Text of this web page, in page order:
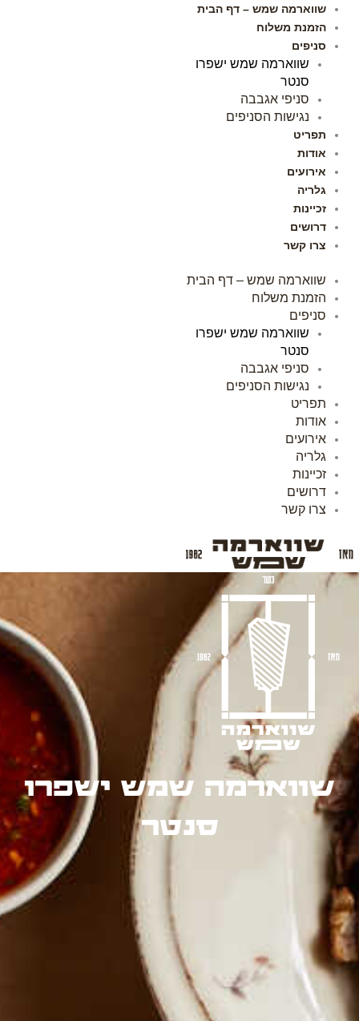
דילוג
לתוכן
שווארמה שמש – דף הבית
הזמנת משלוח
סניפים
שווארמה שמש ישפרו
סנטר
סניפי אגבבה
נגישות הסניפים
תפריט
אודות
אירועים
גלריה
זכיינות
דרושים
צרו קשר
שווארמה שמש – דף הבית
הזמנת משלוח
סניפים
שווארמה שמש ישפרו
סנטר
סניפי אגבבה
נגישות הסניפים
תפריט
אודות
אירועים
גלריה
זכיינות
דרושים
צרו קשר
שווארמה שמש ישפרו
סנטר